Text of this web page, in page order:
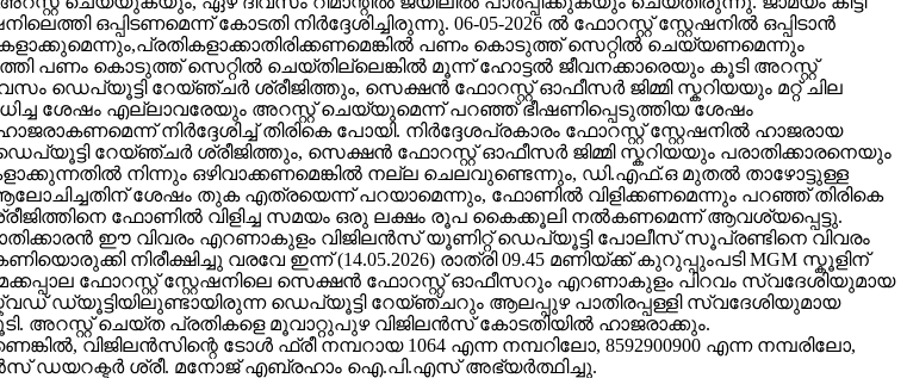
ഒപ്പിടണമെന്ന് കോടതി നിർദ്ദേശിച്ചിരുന്നു. 06-05-2026 ൽ ഫോറസ്റ്റ് സ്റ്റേഷനിൽ ഒപ്പിടാൻ
പണം കൊടുത്ത് സെറ്റിൽ ചെയ്യണമെന്നും
പണം കൊടുത്ത് സെറ്റിൽ ചെയ്തില്ലെങ്കിൽ മൂന്ന് ഹോട്ടൽ ജീവനക്കാരെയും കൂടി അറസ്റ്റ്
ഡെപ്യൂട്ടി റേയ്ഞ്ചർ ശ്രീജിത്തും, സെക്ഷൻ ഫോറസ്റ്റ് ഓഫീസർ ജിമ്മി സ്കറിയയും മറ്റ് ചില
ശേഷം എല്ലാവരേയും അറസ്റ്റ് ചെയ്യുമെന്ന് പറഞ്ഞ് ഭീഷണിപ്പെടുത്തിയ ശേഷം
നിർദ്ദേശിച്ച് തിരികെ പോയി. നിർദ്ദേശപ്രകാരം ഫോറസ്റ്റ് സ്റ്റേഷനിൽ ഹാജരായ
റേയ്ഞ്ചർ ശ്രീജിത്തും, സെക്ഷൻ ഫോറസ്റ്റ് ഓഫീസർ ജിമ്മി സ്കറിയയും പരാതിക്കാരനെയും
നിന്നും ഒഴിവാക്കണമെങ്കിൽ നല്ല ചെലവുണ്ടെന്നും, ഡി.എഫ്.ഒ മുതൽ താഴോട്ടുള്ള
ശേഷം തുക എത്രയെന്ന് പറയാമെന്നും, ഫോണിൽ വിളിക്കണമെന്നും പറഞ്ഞ് തിരികെ
ഫോണിൽ വിളിച്ച സമയം ഒരു ലക്ഷം രൂപ കൈക്കൂലി നൽകണമെന്ന് ആവശ്യപ്പെട്ടു.
ഈ വിവരം എറണാകുളം വിജിലൻസ് യൂണിറ്റ് ഡെപ്യൂട്ടി പോലീസ് സൂപ്രണ്ടിനെ വിവരം
നിരീക്ഷിച്ചു വരവേ ഇന്ന് (14.05.2026) രാത്രി 09.45 മണിയ്ക്ക് കുറുപ്പുംപടി MGM സ്കൂളിന്
ഫോറസ്റ്റ് സ്റ്റേഷനിലെ സെക്ഷൻ ഫോറസ്റ്റ് ഓഫീസറും എറണാകുളം പിറവം സ്വദേശിയുമായ
ഡ്യൂട്ടിയിലുണ്ടായിരുന്ന ഡെപ്യൂട്ടി റേയ്ഞ്ചറും ആലപ്പുഴ പാതിരപ്പള്ളി സ്വദേശിയുമായ
അറസ്റ്റ് ചെയ്ത പ്രതികളെ മൂവാറ്റുപുഴ വിജിലൻസ് കോടതിയിൽ ഹാജരാക്കും.
വിജിലൻസിന്റെ ടോൾ ഫ്രീ നമ്പറായ 1064 എന്ന നമ്പറിലോ, 8592900900 എന്ന നമ്പരിലോ,
ഡയറക്ടർ ശ്രീ. മനോജ് എബ്രഹാം ഐ.പി.എസ് അഭ്യർത്ഥിച്ചു.